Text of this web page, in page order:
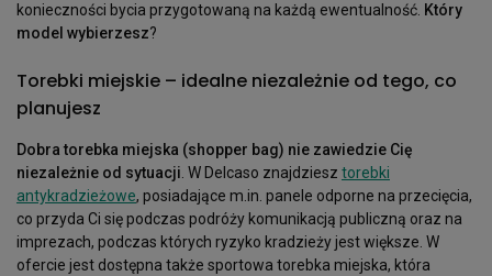
konieczności bycia przygotowaną na każdą ewentualność. Który
model wybierzesz?
Torebki miejskie – idealne niezależnie od tego, co
planujesz
Dobra torebka miejska (shopper bag) nie zawiedzie Cię
niezależnie od sytuacji. W Delcaso znajdziesz torebki
antykradzieżowe, posiadające m.in. panele odporne na przecięcia,
co przyda Ci się podczas podróży komunikacją publiczną oraz na
imprezach, podczas których ryzyko kradzieży jest większe. W
ofercie jest dostępna także sportowa torebka miejska, która